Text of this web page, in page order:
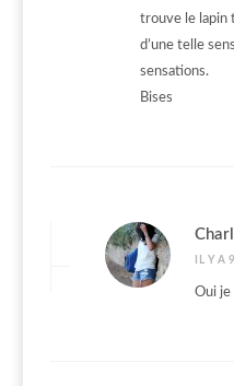
trouve le lapin
d’une telle
sensations.
Bises
IL Y A
Oui je